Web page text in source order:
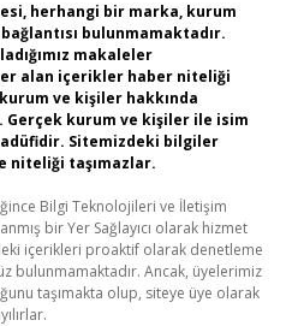
herhangi bir marka, kurum
bulunmamaktadır.
makaleler
alan içerikler haber niteliği
ve kişiler hakkında
Gerçek kurum ve kişiler ile isim
Sitemizdeki bilgiler
niteliği taşımazlar.
Bilgi Teknolojileri ve İletişim
bir Yer Sağlayıcı olarak hizmet
içerikleri proaktif olarak denetleme
bulunmamaktadır. Ancak, üyelerimiz
taşımakta olup, siteye üye olarak